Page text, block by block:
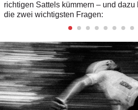
richtigen Sattels kümmern – und
die zwei wichtigsten Fragen: